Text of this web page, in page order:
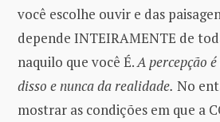
você escolhe ouvir e das
depende INTEIRAMENTE de
naquilo que você É.A percepção
disso e nunca da realidade. No
mostrar as condições em que a